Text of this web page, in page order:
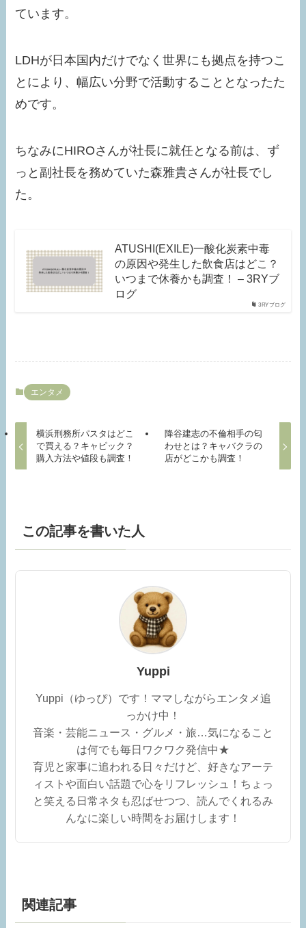
ています。
LDHが日本国内だけでなく世界にも拠点を持つこ
とにより、幅広い分野で活動することとなったた
めです。
ちなみにHIROさんが社長に就任となる前は、ず
っと副社長を務めていた森雅貴さんが社長でし
た。
3RYブログ
ATUSHI(EXILE)一酸化炭素中毒
の原因や発生した飲食店はどこ？
いつまで休養かも調査！ – 3RYブ
ログ
エンタメ
横浜刑務所パスタはどこ
で買える？キャピック？
購入方法や値段も調査！
降谷建志の不倫相手の匂
わせとは？キャバクラの
店がどこかも調査！
この記事を書いた人
Yuppi
Yuppi（ゆっぴ）です！ママしながらエンタメ追
っかけ中！
音楽・芸能ニュース・グルメ・旅…気になること
は何でも毎日ワクワク発信中★
育児と家事に追われる日々だけど、好きなアーテ
ィストや面白い話題で心をリフレッシュ！ちょっ
と笑える日常ネタも忍ばせつつ、読んでくれるみ
んなに楽しい時間をお届けします！
関連記事